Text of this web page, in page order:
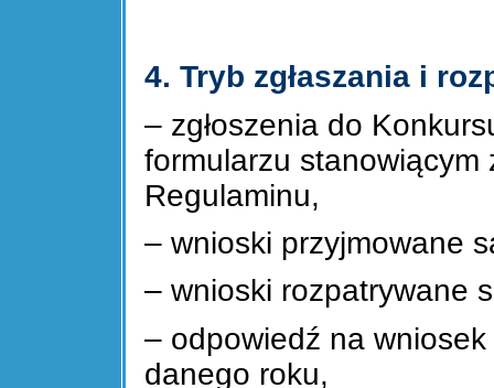
4. Tryb zgłaszania i
– zgłoszenia do
formularzu stanowiącym
Regulaminu,
– wnioski przyjmowane
– wnioski rozpatrywane
– odpowiedź na
danego roku,